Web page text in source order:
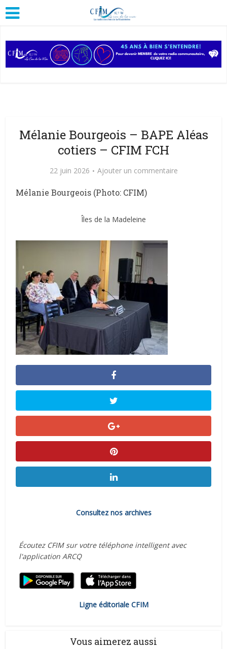
Mélanie Bourgeois – BAPE Aléas
cotiers – CFIM FCH
22 juin 2026 Ajouter un commentaire
Mélanie Bourgeois (Photo: CFIM)
Îles de la Madeleine
Consultez nos archives
Écoutez CFIM sur votre téléphone intelligent avec
l'application ARCQ
Ligne éditoriale CFIM
Vous aimerez aussi